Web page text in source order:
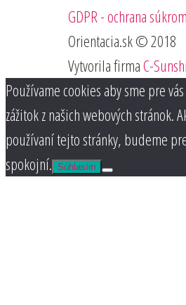
GDPR - ochrana
Orientacia.sk © 2018
Vytvorila firmaC-
Používame cookies aby sme pre
zážitok z našich webových stránok.
používaní tejto stránky, budeme
spokojní. Súhlasím